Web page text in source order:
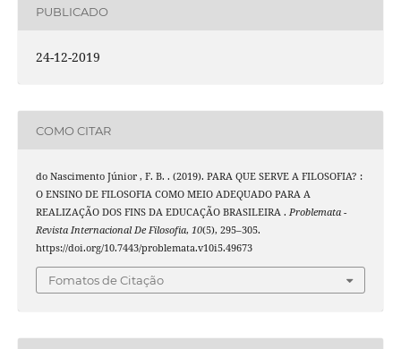
PUBLICADO
24-12-2019
COMO CITAR
do Nascimento Júnior , F. B. . (2019). PARA QUE SERVE A FILOSOFIA? :
O ENSINO DE FILOSOFIA COMO MEIO ADEQUADO PARA A
REALIZAÇÃO DOS FINS DA EDUCAÇÃO BRASILEIRA . Problemata -
Revista Internacional De Filosofia, 10(5), 295–305.
https://doi.org/10.7443/problemata.v10i5.49673
Fomatos de Citação